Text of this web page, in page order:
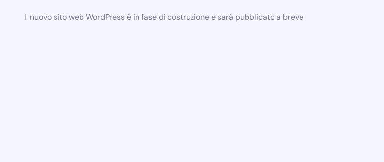
Il nuovo sito web WordPress è in fase di costruzione e sarà pubblicato a breve